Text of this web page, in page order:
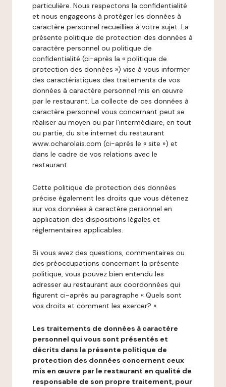
particulière. Nous respectons la confidentialité
et nous engageons à protéger les données à
caractère personnel recueillies à votre sujet. La
présente politique de protection des données à
caractère personnel ou politique de
confidentialité (ci-après la « politique de
protection des données ») vise à vous informer
des caractéristiques des traitements de vos
données à caractère personnel mis en œuvre
par le restaurant. La collecte de ces données à
caractère personnel vous concernant peut se
réaliser au moyen ou par l’intermédiaire, en tout
ou partie, du site internet du restaurant
www.ocharolais.com (ci-après le « site ») et
dans le cadre de vos relations avec le
restaurant.
Cette politique de protection des données
précise également les droits que vous détenez
sur vos données à caractère personnel en
application des dispositions légales et
réglementaires applicables.
Si vous avez des questions, commentaires ou
des préoccupations concernant la présente
politique, vous pouvez bien entendu les
adresser au restaurant aux coordonnées qui
figurent ci-après au paragraphe « Quels sont
vos droits et comment les exercer? ».
Les traitements de données à caractère
personnel qui vous sont présentés et
décrits dans la présente politique de
protection des données concernent ceux
mis en œuvre par le restaurant en qualité de
responsable de son propre traitement, pour